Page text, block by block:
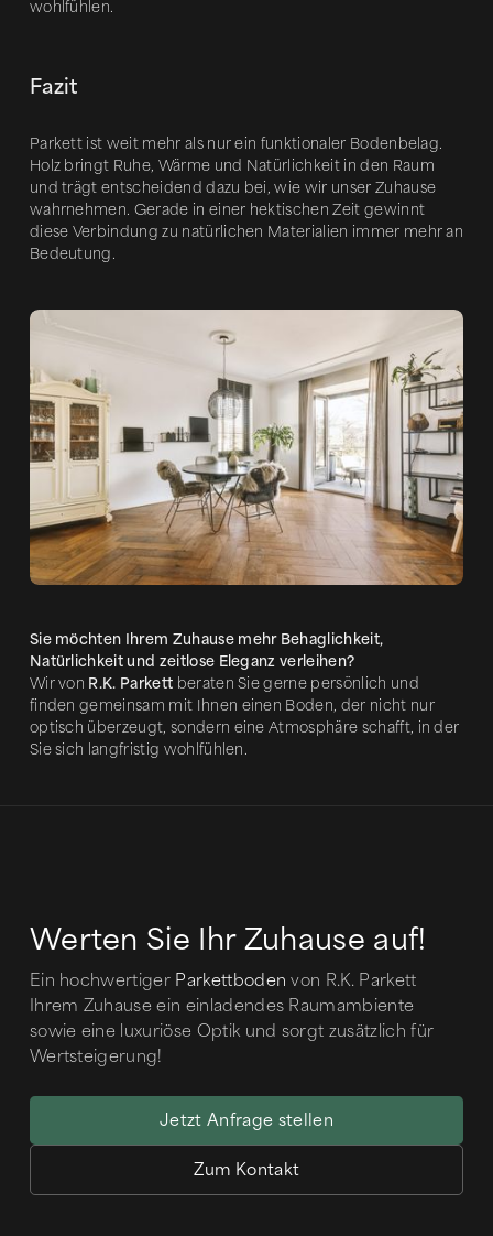
wohlfühlen.
Fazit
Parkett ist weit mehr als nur ein funktionaler Bodenbelag.
Holz bringt Ruhe, Wärme und Natürlichkeit in den Raum
und trägt entscheidend dazu bei, wie wir unser Zuhause
wahrnehmen. Gerade in einer hektischen Zeit gewinnt
diese Verbindung zu natürlichen Materialien immer mehr an
Bedeutung.
Sie möchten Ihrem Zuhause mehr Behaglichkeit,
Natürlichkeit und zeitlose Eleganz verleihen?
Wir von R.K. Parkett beraten Sie gerne persönlich und
finden gemeinsam mit Ihnen einen Boden, der nicht nur
optisch überzeugt, sondern eine Atmosphäre schafft, in der
Sie sich langfristig wohlfühlen.
Werten Sie Ihr Zuhause auf!
Ein hochwertiger Parkettboden von R.K. Parkett
Ihrem Zuhause ein einladendes Raumambiente
sowie eine luxuriöse Optik und sorgt zusätzlich für
Wertsteigerung!
Jetzt Anfrage stellen
Zum Kontakt